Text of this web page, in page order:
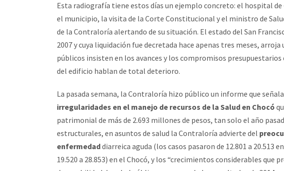
Esta radiografía tiene estos días un ejemplo concreto: el hospital de
el municipio, la visita de la Corte Constitucional y el ministro de
de la Contraloría alertando de su situación. El estado del San
2007 y cuya liquidación fue decretada hace apenas tres meses,
públicos insisten en los avances y los compromisos
del edificio hablan de total deterioro.
La pasada semana, la Contraloría hizo público un informe que
irregularidades en el manejo de recursos de la Salud en Chocó
patrimonial de más de 2.693 millones de pesos, tan solo el año
estructurales, en asuntos de salud la Contraloría advierte del
enfermedaddiarreica aguda (los casos pasaron de 12.801 a 20.513
19.520 a 28.853) en el Chocó, y los “crecimientos considerables que